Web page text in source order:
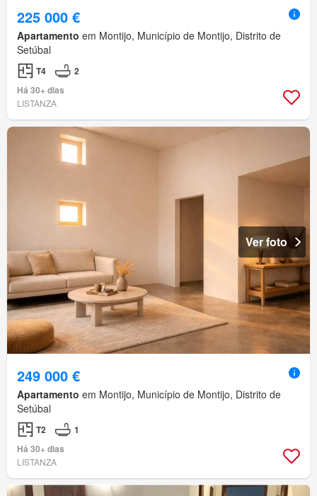
225 000 €
Apartamento em Montijo, Município de Montijo, Distrito de
Setúbal
T4
2
Há 30+ dias
LISTANZA
Ver foto
249 000 €
Apartamento em Montijo, Município de Montijo, Distrito de
Setúbal
T2
1
Há 30+ dias
LISTANZA